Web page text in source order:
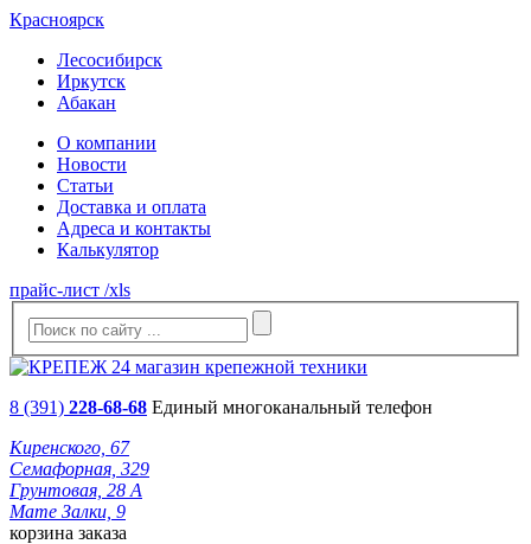
Красноярск
Лесосибирск
Иркутск
Абакан
О компании
Новости
Статьи
Доставка и оплата
Адреса и контакты
Калькулятор
прайс-лист /xls
8 (391) 228-68-68 Единый многоканальный телефон
Киренского, 67
Семафорная, 329
Грунтовая, 28 А
Мате Залки, 9
корзина заказа